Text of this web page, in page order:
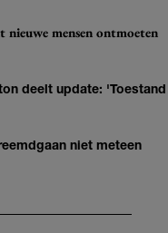
mensen ontmoeten
deelt update: 'Toestand
niet meteen